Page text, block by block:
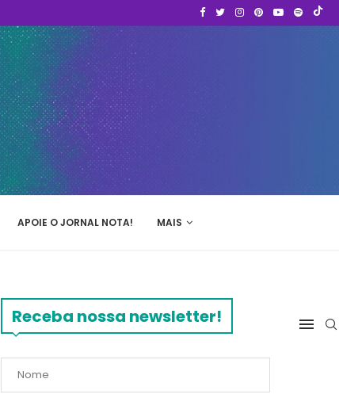
APOIE O JORNAL NOTA! MAIS
Receba nossa newsletter!